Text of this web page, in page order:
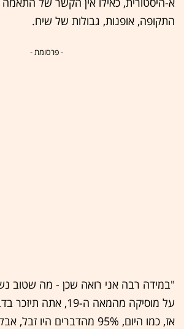
התקופה, אופנות, גבולות של שיח.
- פרסומת -
"במידה רבה אני רואה שכן - מה שטוב
על מוסיקה מהמאה ה-19,
אז, כמו היום, 95% מהדברים